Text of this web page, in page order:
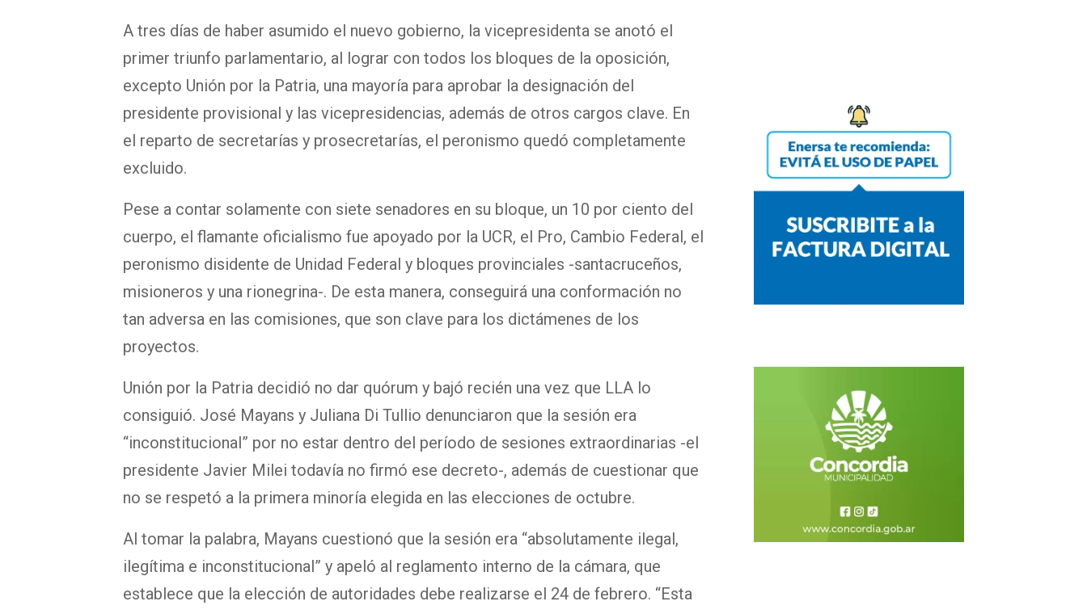
A tres días de haber asumido el nuevo gobierno, la vicepresidenta se anotó el
primer triunfo parlamentario, al lograr con todos los bloques de la oposición,
excepto Unión por la Patria, una mayoría para aprobar la designación del
presidente provisional y las vicepresidencias, además de otros cargos clave. En
el reparto de secretarías y prosecretarías, el peronismo quedó completamente
excluido.
Pese a contar solamente con siete senadores en su bloque, un 10 por ciento del
cuerpo, el flamante oficialismo fue apoyado por la UCR, el Pro, Cambio Federal, el
peronismo disidente de Unidad Federal y bloques provinciales -santacruceños,
misioneros y una rionegrina-. De esta manera, conseguirá una conformación no
tan adversa en las comisiones, que son clave para los dictámenes de los
proyectos.
Unión por la Patria decidió no dar quórum y bajó recién una vez que LLA lo
consiguió. José Mayans y Juliana Di Tullio denunciaron que la sesión era
“inconstitucional” por no estar dentro del período de sesiones extraordinarias -el
presidente Javier Milei todavía no firmó ese decreto-, además de cuestionar que
no se respetó a la primera minoría elegida en las elecciones de octubre.
Al tomar la palabra, Mayans cuestionó que la sesión era “absolutamente ilegal,
ilegítima e inconstitucional” y apeló al reglamento interno de la cámara, que
establece que la elección de autoridades debe realizarse el 24 de febrero. “Esta